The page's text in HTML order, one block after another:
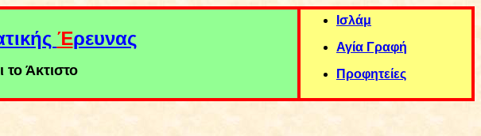
Έρευνας
το Άκτιστο
Ισλάμ
Αγία Γραφή
Προφητείες